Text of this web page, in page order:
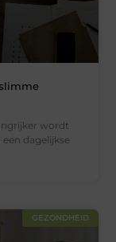
wordt
dagelijkse
GEZONDHEID